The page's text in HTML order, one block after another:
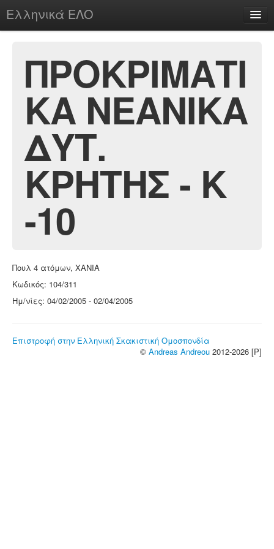
Ελληνικά ΕΛΟ
chesstu.be @ discord
Login
ΠΡΟΚΡΙΜΑΤΙ
ΚΑ ΝΕΑΝΙΚΑ
ΔΥΤ.
ΚΡΗΤΗΣ - Κ
-10
Πουλ 4 ατόμων, ΧΑΝΙΑ
Κωδικός: 104/311
Ημ/νίες: 04/02/2005 - 02/04/2005
Επιστροφή στην Ελληνική Σκακιστική Ομοσπονδία
© Andreas Andreou 2012-2026 [P]